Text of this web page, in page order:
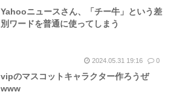
Yahooニュースさん、「チー牛」という差
別ワードを普通に使ってしまう
2024.05.31 19:16 0
vipのマスコットキャラクター作ろうぜ
www